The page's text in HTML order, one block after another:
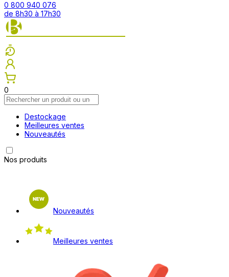
0 800 940 076
de 8h30 à 17h30
0
Destockage
Meilleures ventes
Nouveautés
Nos produits
Nouveautés
Meilleures ventes